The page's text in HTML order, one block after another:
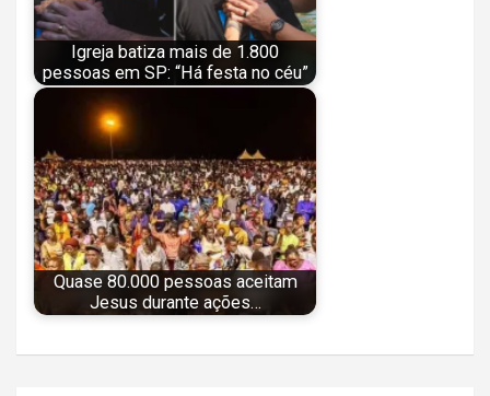
Igreja batiza mais de 1.800
pessoas em SP: “Há festa no céu”
Quase 80.000 pessoas aceitam
Jesus durante ações…